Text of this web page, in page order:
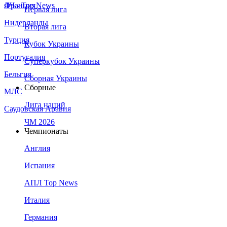
Франция
Нидерланды
Турция
Португалия
Бельгия
МЛС
Саудовская Аравия
ЛЧ - Top News
Первая лига
Вторая лига
Кубок Украины
Суперкубок Украины
Сборная Украины
Сборные
Лига наций
ЧМ 2026
Чемпионаты
Англия
Испания
АПЛ Top News
Италия
Германия